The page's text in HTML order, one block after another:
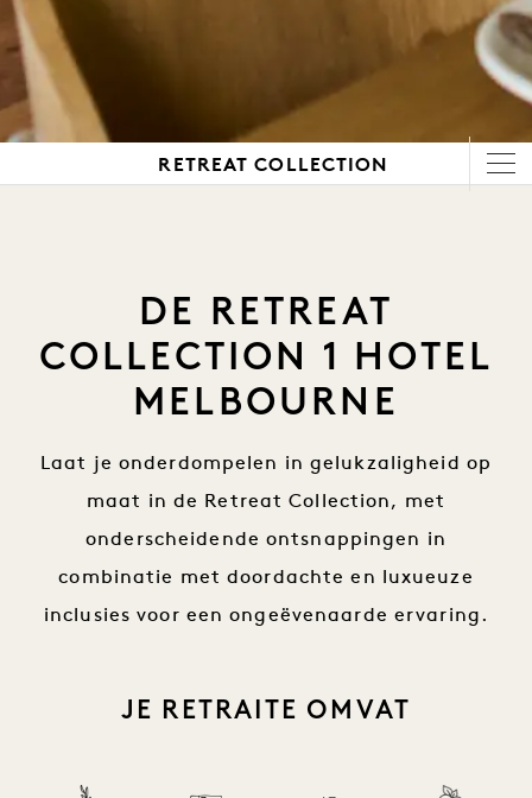
RETREAT COLLECTION
DE RETREAT
COLLECTION 1 HOTEL
MELBOURNE
Laat je onderdompelen in gelukzaligheid op
maat in de Retreat Collection, met
onderscheidende ontsnappingen in
combinatie met doordachte en luxueuze
inclusies voor een ongeëvenaarde ervaring.
JE RETRAITE OMVAT